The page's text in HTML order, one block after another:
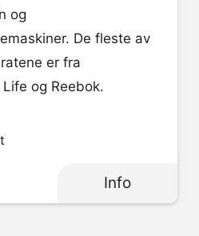
og
De fleste av
er fra
og Reebok.
Info